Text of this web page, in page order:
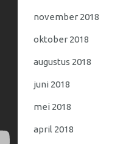
november 2018
oktober 2018
augustus 2018
juni 2018
mei 2018
april 2018